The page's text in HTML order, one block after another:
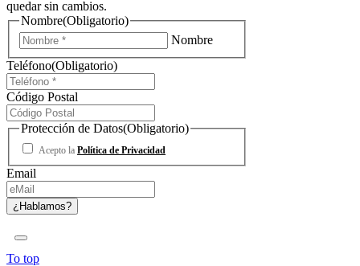
quedar sin cambios.
Nombre(Obligatorio)
Nombre
Teléfono(Obligatorio)
Código Postal
Protección de Datos(Obligatorio)
Acepto la Política de Privacidad
Email
To top